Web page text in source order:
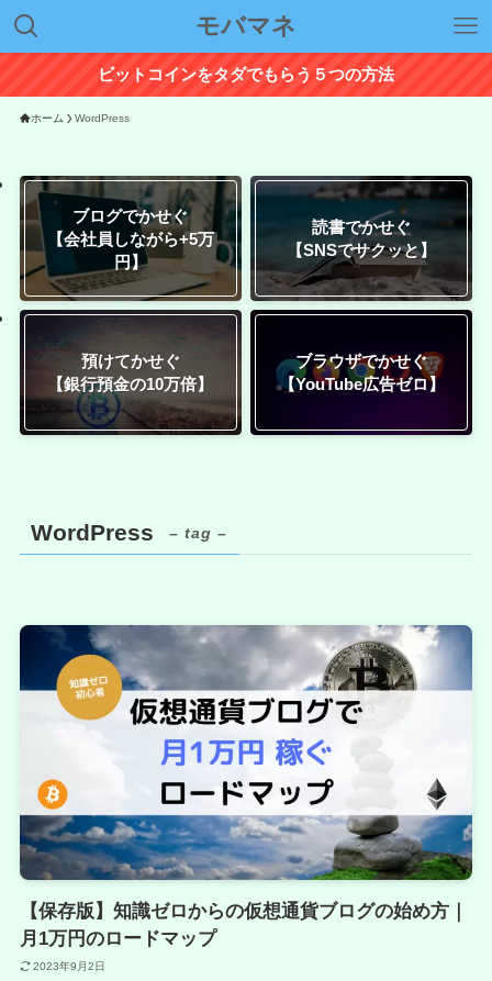
モバマネ
ビットコインをタダでもらう５つの方法
ホーム WordPress
ブログでかせぐ
【会社員しながら+5万
円】
読書でかせぐ
【SNSでサクッと】
預けてかせぐ
【銀行預金の10万倍】
ブラウザでかせぐ
【YouTube広告ゼロ】
WordPress – tag –
【保存版】知識ゼロからの仮想通貨ブログの始め方｜
月1万円のロードマップ
2023年9月2日